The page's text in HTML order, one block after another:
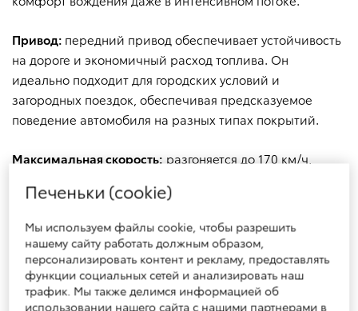
складывающейся цельной спинкой
трехместный, фиксированный, со спинкой, состоящей
в соотношении 2/3:1/3
трехместный, с продольной регулировкой положения
индивидуальными спинками
Раскладной стол с продольной регулировкой
положения
Полочка багажного отделения
Привод: передний привод обеспечивает устойчивость
на дороге и экономичный расход топлива. Он
идеально подходит для городских условий и
загородных поездок, обеспечивая предсказуемое
поведение автомобиля на разных типах покрытий.
Максимальная скорость: разгоняется до 170 км/ч,
который делает управление легким и точным. Это
особенно важно при маневрировании в городе и
парковке.
Печеньки (cookie)
Мы используем файлы cookie, чтобы разрешить
нашему сайту работать должным образом,
персонализировать контент и рекламу, предоставлять
функции социальных сетей и анализировать наш
трафик. Мы также делимся информацией об
использовании нашего сайта с нашими партнерами в